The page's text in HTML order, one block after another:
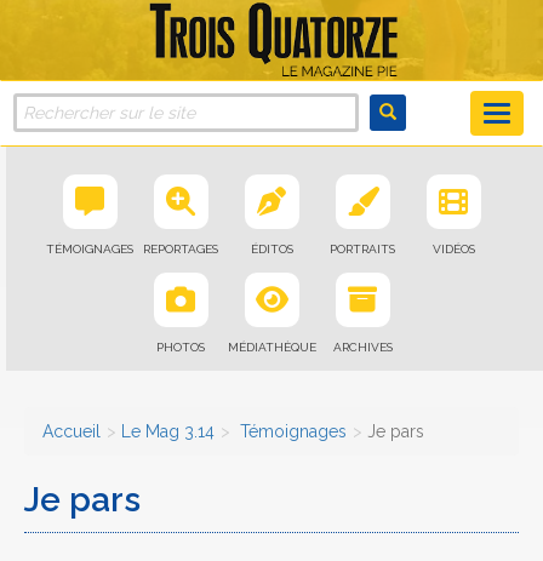
TÉMOIGNAGES REPORTAGES ÉDITOS PORTRAITS VIDÉOS
PHOTOS MÉDIATHÈQUE ARCHIVES
Accueil Le Mag 3.14 Témoignages Je pars
Je pars